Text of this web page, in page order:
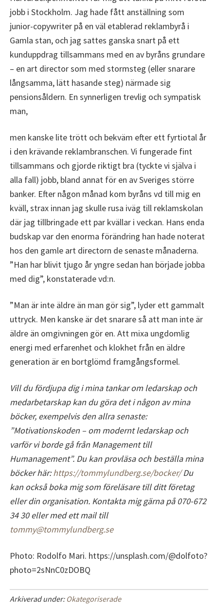
jobb i Stockholm. Jag hade fått anställning som
junior-copywriter på en väl etablerad reklambyrå i
Gamla stan, och jag sattes ganska snart på ett
kunduppdrag tillsammans med en av byråns grundare
– en art director som med stormsteg (eller snarare
långsamma, lätt hasande steg) närmade sig
pensionsåldern. En synnerligen trevlig och sympatisk
man,
men kanske lite trött och bekväm efter ett fyrtiotal år
i den krävande reklambranschen. Vi fungerade fint
tillsammans och gjorde riktigt bra (tyckte vi själva i
alla fall) jobb, bland annat för en av Sveriges större
banker. Efter någon månad kom byråns vd till mig en
kväll, strax innan jag skulle rusa iväg till reklamskolan
där jag tillbringade ett par kvällar i veckan. Hans enda
budskap var den enorma förändring han hade noterat
hos den gamle art directorn de senaste månaderna.
”Han har blivit tjugo år yngre sedan han började jobba
med dig”, konstaterade vd:n.
”Man är inte äldre än man gör sig”, lyder ett gammalt
uttryck. Men kanske är det snarare så att man inte är
äldre än omgivningen gör en. Att mixa ungdomlig
energi med erfarenhet och klokhet från en äldre
generation är en bortglömd framgångsformel.
Vill du fördjupa dig i mina tankar om ledarskap och
medarbetarskap kan du göra det i någon av mina
böcker, exempelvis den allra senaste:
”Motivationskoden – om modernt ledarskap och
varför vi borde gå från Management till
Humanagement”. Du kan provläsa och beställa mina
böcker här:https://tommylundberg.se/bocker/Du
kan också boka mig som föreläsare till ditt företag
eller din organisation. Kontakta mig gärna på 070-672
34 30 eller med ett mail till
tommy@tommylundberg.se
Photo: Rodolfo Mari. https://unsplash.com/@dolfoto?
photo=2sNnC0zDOBQ
Arkiverad under: Okategoriserade